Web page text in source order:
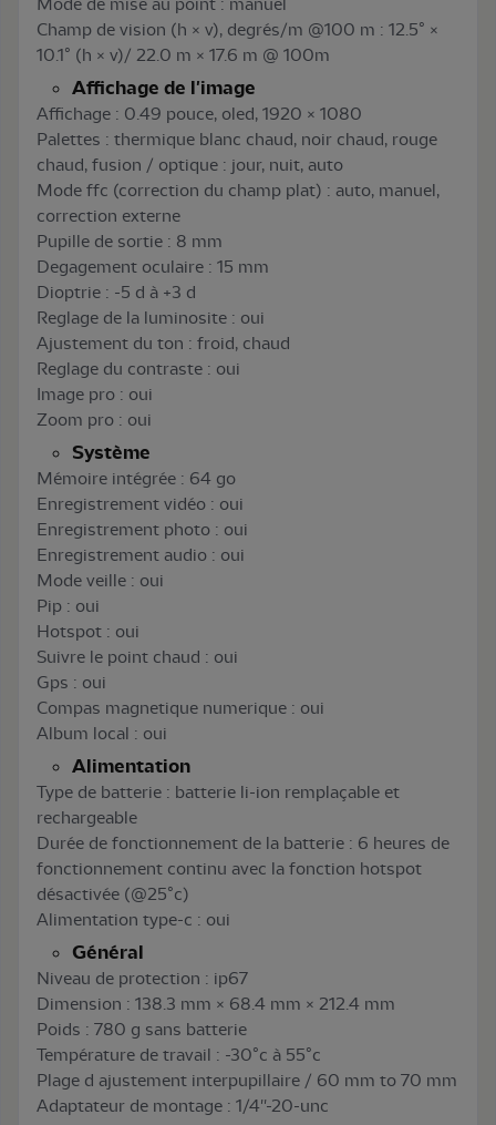
Mode de mise au point : manuel
Champ de vision (h × v), degrés/m @100 m : 12.5° ×
10.1° (h × v)/ 22.0 m × 17.6 m @ 100m
Affichage de l'image
Affichage : 0.49 pouce, oled, 1920 × 1080
Palettes : thermique blanc chaud, noir chaud, rouge
chaud, fusion / optique : jour, nuit, auto
Mode ffc (correction du champ plat) : auto, manuel,
correction externe
Pupille de sortie : 8 mm
Degagement oculaire : 15 mm
Dioptrie : -5 d à +3 d
Reglage de la luminosite : oui
Ajustement du ton : froid, chaud
Reglage du contraste : oui
Image pro : oui
Zoom pro : oui
Système
Mémoire intégrée : 64 go
Enregistrement vidéo : oui
Enregistrement photo : oui
Enregistrement audio : oui
Mode veille : oui
Pip : oui
Hotspot : oui
Suivre le point chaud : oui
Gps : oui
Compas magnetique numerique : oui
Album local : oui
Alimentation
Type de batterie : batterie li-ion remplaçable et
rechargeable
Durée de fonctionnement de la batterie : 6 heures de
fonctionnement continu avec la fonction hotspot
désactivée (@25°c)
Alimentation type-c : oui
Général
Niveau de protection : ip67
Dimension : 138.3 mm × 68.4 mm × 212.4 mm
Poids : 780 g sans batterie
Température de travail : -30°c à 55°c
Plage d ajustement interpupillaire / 60 mm to 70 mm
Adaptateur de montage : 1/4''-20-unc